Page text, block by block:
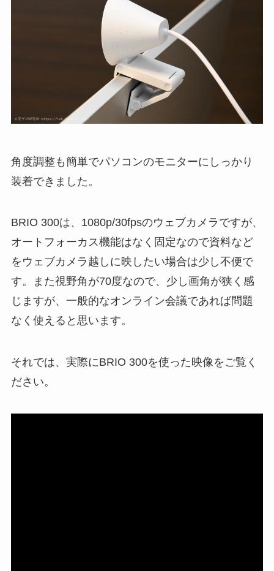
角度調整も簡単でパソコンのモニターにしっかり
装着できました。
BRIO 300は、1080p/30fpsのウェブカメラですが、
オートフォーカス機能はなく固定なので資料など
をウェブカメラ越しに映したい場合は少し不便で
す。また視野角が70度なので、少し画角が狭く感
じますが、一般的なオンライン会議であれば問題
なく使えると思います。
それでは、実際にBRIO 300を使った映像をご覧く
ださい。